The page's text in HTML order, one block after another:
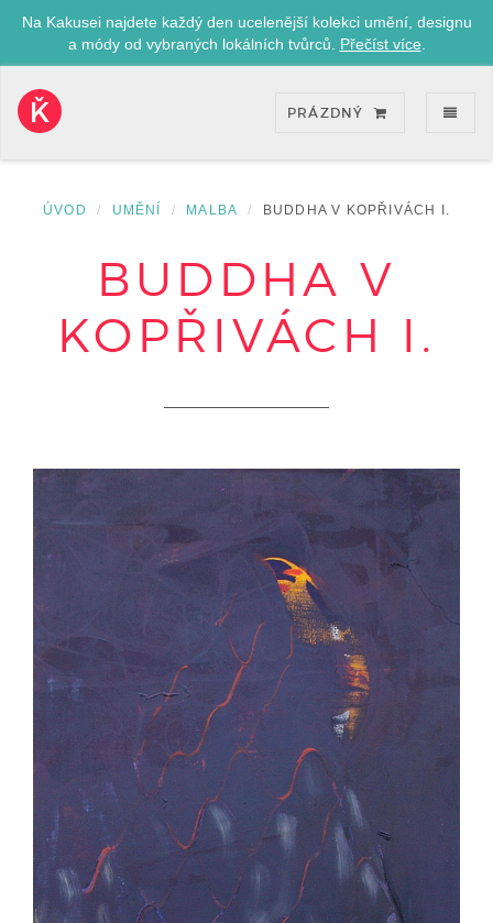
Na Kakusei najdete každý den ucelenější kolekci umění, designu
a módy od vybraných lokálních tvůrců. Přečíst více
přejít
úvodní
PRÁZDNÝ
ÚVOD UMĚNÍ MALBA BUDDHA V KOPŘIVÁCH I.
BUDDHA V
KOPŘIVÁCH I.